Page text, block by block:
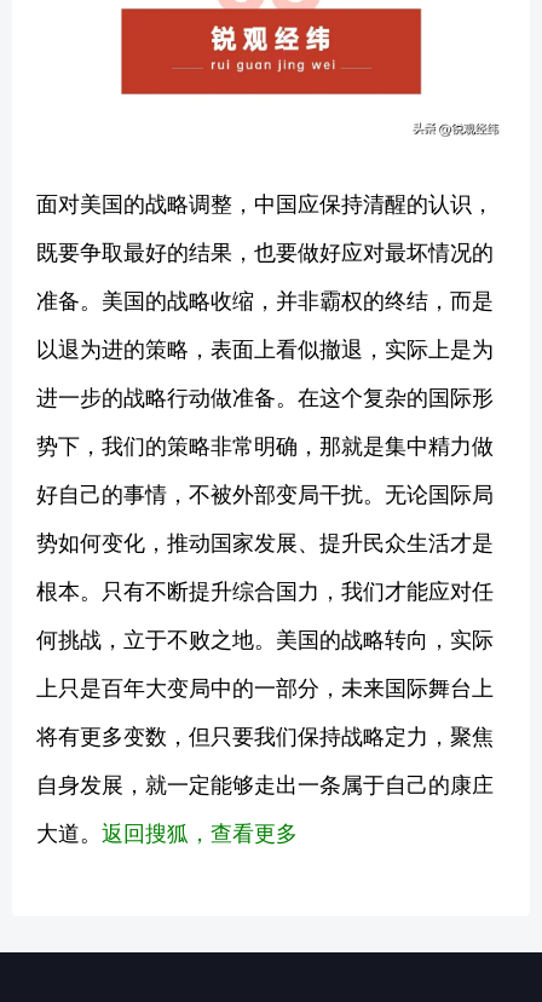
面对美国的战略调整，中国应保持清醒的认识，
既要争取最好的结果，也要做好应对最坏情况的
准备。美国的战略收缩，并非霸权的终结，而是
以退为进的策略，表面上看似撤退，实际上是为
进一步的战略行动做准备。在这个复杂的国际形
势下，我们的策略非常明确，那就是集中精力做
好自己的事情，不被外部变局干扰。无论国际局
势如何变化，推动国家发展、提升民众生活才是
根本。只有不断提升综合国力，我们才能应对任
何挑战，立于不败之地。美国的战略转向，实际
上只是百年大变局中的一部分，未来国际舞台上
将有更多变数，但只要我们保持战略定力，聚焦
自身发展，就一定能够走出一条属于自己的康庄
大道。 返回搜狐，查看更多